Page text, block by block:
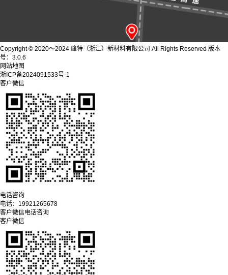
Copyright © 2020～2024 峰特（浙江）新材料有限公司 All Rights Reserved 版本
号：3.0.6
网站地图
浙ICP备2024091533号-1
客户微信
电话咨询
电话： 19921265678
客户微信电话咨询
客户微信